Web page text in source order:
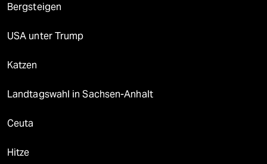
Bergsteigen
USA unter Trump
Katzen
Landtagswahl in Sachsen-Anhalt
Ceuta
Hitze